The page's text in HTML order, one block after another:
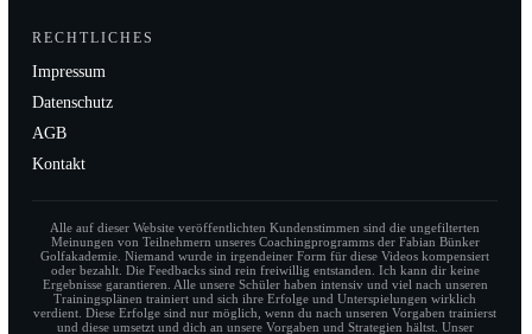
RECHTLICHES
Impressum
Datenschutz
AGB
Kontakt
Alle auf dieser Website veröffentlichten Kundenstimmen sind die ungefilterten
Meinungen von Teilnehmern unseres Coachingprogramms der Fabian Bünker
Golfakademie. Niemand wurde in irgendeiner Form für diese Videos kompensiert
oder bezahlt. Die Feedbacks sind rein freiwillig entstanden. Ich kann dir keine
Ergebnisse garantieren. Alle unsere Schüler haben intensiv und viel nach unseren
Trainingsplänen trainiert und sich ihre Erfolge und Unterspielungen wirklich
verdient. Diese Erfolge sind nur möglich, wenn du nach unseren Vorgaben trainierst
und diese umsetzt und dich an unsere Vorgaben und Strategien hältst. Unser